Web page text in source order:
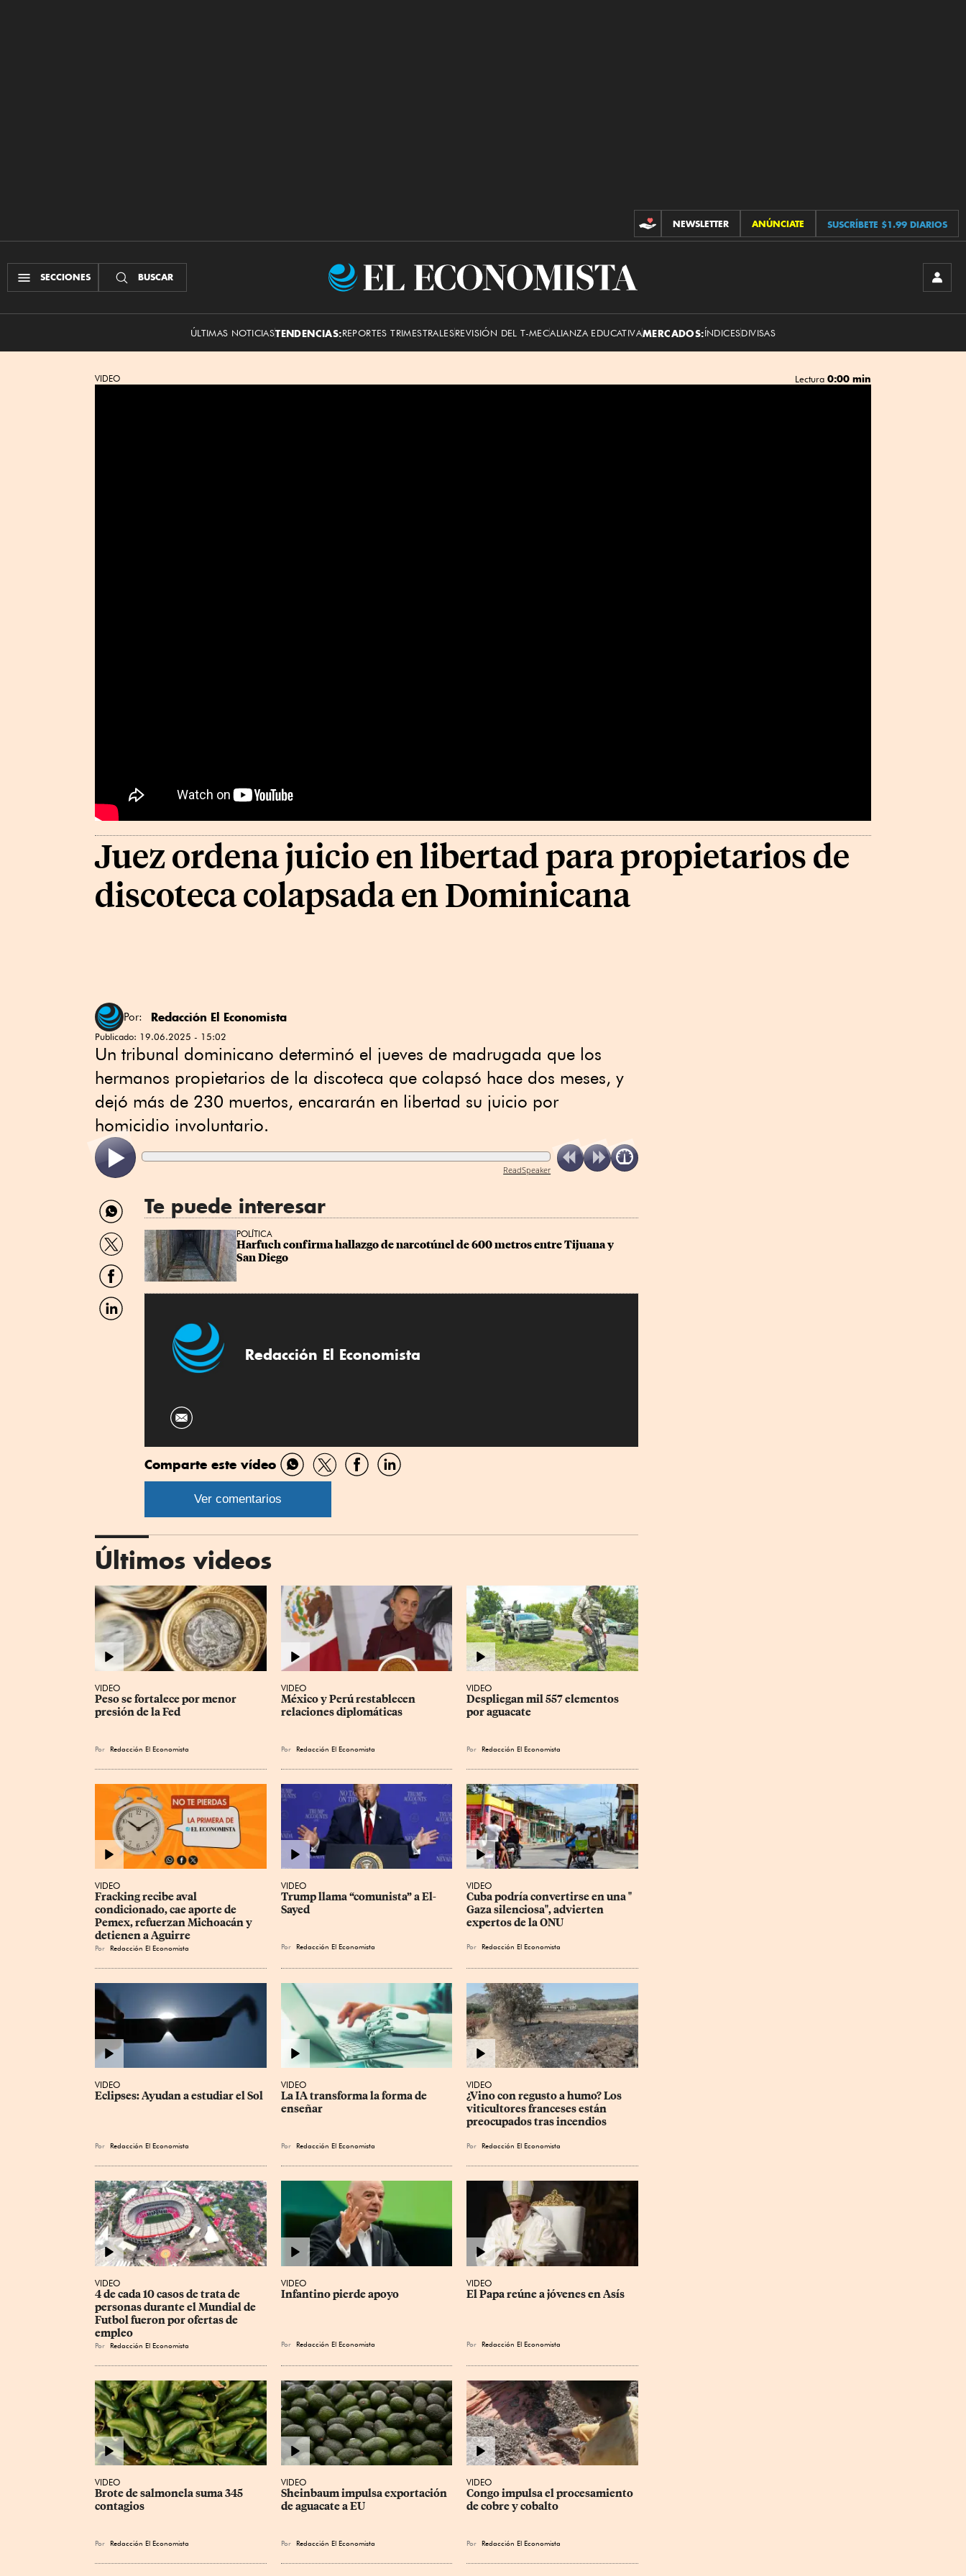
CONTRIBUCIONES
NEWSLETTER ANÚNCIATE SUSCRÍBETE $1.99 DIARIOS
SECCIONES BUSCAR
El
ÚLTIMAS NOTICIASTENDENCIAS:REPORTES TRIMESTRALESREVISIÓN DEL T-MECALIANZA EDUCATIVAMERCADOS:ÍNDICESDIVISAS
VIDEO Lectura 0:00 min
Juez ordena juicio en libertad para propietarios de
discoteca colapsada en Dominicana
Por: Redacción El Economista
Publicado: 19.06.2025 - 15:02
Un tribunal dominicano determinó el jueves de madrugada que los
hermanos propietarios de la discoteca que colapsó hace dos meses, y
dejó más de 230 muertos, encararán en libertad su juicio por
homicidio involuntario.
ReadSpeaker
Compartir
por
WhatsApp
Compartir
por
Twitter
Compartir
por
Facebook
Compartir
por
Te puede interesar
POLÍTICA
Harfuch confirma hallazgo de narcotúnel de 600 metros entre Tijuana y
San Diego
Redacción El Economista
Comparte este vídeo
Compartir
por
Compartir
por
CompartirCompartir
Ver comentarios
Últimos videos
VIDEO
Peso se fortalece por menor
presión de la Fed
Por Redacción El Economista
VIDEO
México y Perú restablecen
relaciones diplomáticas
Por Redacción El Economista
VIDEO
Despliegan mil 557 elementos
por aguacate
Por Redacción El Economista
VIDEO
Fracking recibe aval
condicionado, cae aporte de
Pemex, refuerzan Michoacán y
detienen a Aguirre
Por Redacción El Economista
VIDEO
Trump llama “comunista” a El-
Sayed
Por Redacción El Economista
VIDEO
Cuba podría convertirse en una "
Gaza silenciosa", advierten
expertos de la ONU
Por Redacción El Economista
VIDEO
Eclipses: Ayudan a estudiar el Sol
Por Redacción El Economista
VIDEO
La IA transforma la forma de
enseñar
Por Redacción El Economista
VIDEO
¿Vino con regusto a humo? Los
viticultores franceses están
preocupados tras incendios
Por Redacción El Economista
VIDEO
4 de cada 10 casos de trata de
personas durante el Mundial de
Futbol fueron por ofertas de
empleo
Por Redacción El Economista
VIDEO
Infantino pierde apoyo
Por Redacción El Economista
VIDEO
El Papa reúne a jóvenes en Asís
Por Redacción El Economista
VIDEO
Brote de salmonela suma 345
contagios
Por Redacción El Economista
VIDEO
Sheinbaum impulsa exportación
de aguacate a EU
Por Redacción El Economista
VIDEO
Congo impulsa el procesamiento
de cobre y cobalto
Por Redacción El Economista